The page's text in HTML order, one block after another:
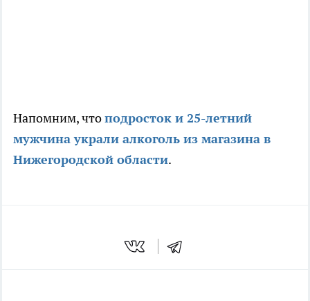
Напомним, чтоподросток и 25-летний
мужчина украли алкоголь из магазина в
Нижегородской области.